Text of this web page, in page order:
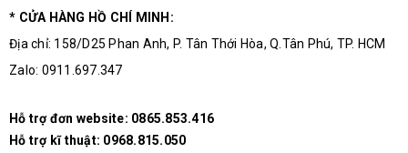
✔ Cửa hàng trực tiếp: 0963.288.854
✔ Hỗ trợ đơn website: 0865.853.416
Email: chotroihn.vn@gmail.com
#thietbidientu #linhkiendientu #linhkien3M #linhkiendientu3M
#thiebidientu #linhkien #module #moduleusbtocomft232rl
* CỬA HÀNG HỒ CHÍ MINH:
Địa chỉ: 158/D25 Phan Anh, P. Tân Thới Hòa, Q.Tân Phú, TP. HCM
Zalo: 0911.697.347
Hỗ trợ đơn website: 0865.853.416
Hỗ trợ kĩ thuật: 0968.815.050